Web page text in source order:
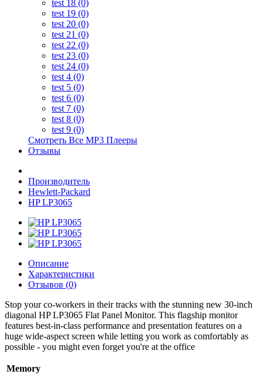
test 18 (0)
test 19 (0)
test 20 (0)
test 21 (0)
test 22 (0)
test 23 (0)
test 24 (0)
test 4 (0)
test 5 (0)
test 6 (0)
test 7 (0)
test 8 (0)
test 9 (0)
Смотреть Все MP3 Плееры
Отзывы
Производитель
Hewlett-Packard
HP LP3065
Описание
Характеристики
Отзывов (0)
Stop your co-workers in their tracks with the stunning new 30-inch
diagonal HP LP3065 Flat Panel Monitor. This flagship monitor
features best-in-class performance and presentation features on a
huge wide-aspect screen while letting you work as comfortably as
possible - you might even forget you're at the office
Memory